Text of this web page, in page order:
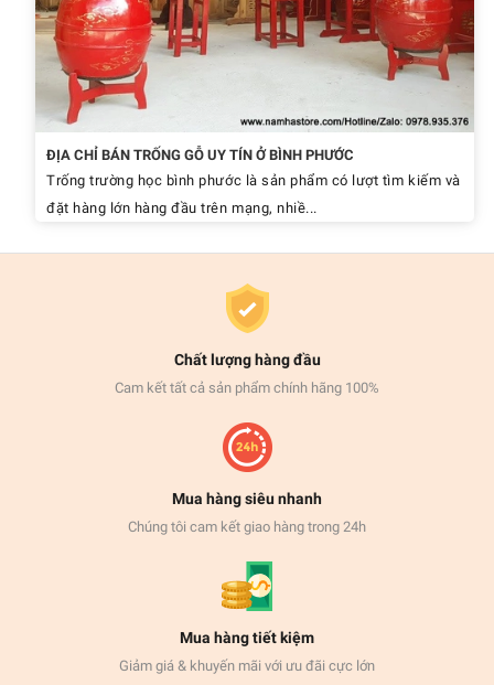
ĐỊA CHỈ BÁN TRỐNG GỖ UY TÍN Ở BÌNH PHƯỚC
Trống trường học bình phước là sản phẩm có lượt tìm kiếm và
đặt hàng lớn hàng đầu trên mạng, nhiề...
Chất lượng hàng đầu
Cam kết tất cả sản phẩm chính hãng 100%
Mua hàng siêu nhanh
Chúng tôi cam kết giao hàng trong 24h
Mua hàng tiết kiệm
Giảm giá & khuyến mãi với ưu đãi cực lớn